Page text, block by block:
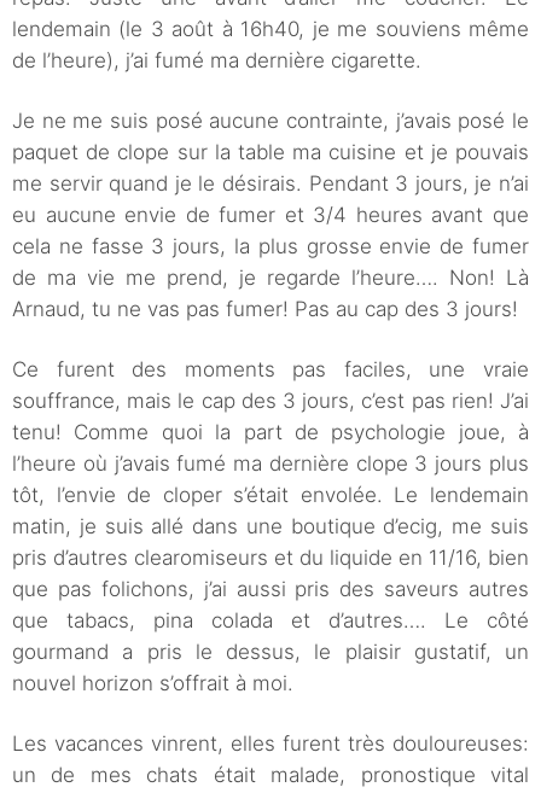
lendemain (le 3 août à 16h40, je me souviens même
de l’heure), j’ai fumé ma dernière cigarette.
Je ne me suis posé aucune contrainte, j’avais posé le
paquet de clope sur la table ma cuisine et je pouvais
me servir quand je le désirais. Pendant 3 jours, je n’ai
eu aucune envie de fumer et 3/4 heures avant que
cela ne fasse 3 jours, la plus grosse envie de fumer
de ma vie me prend, je regarde l’heure…. Non! Là
Arnaud, tu ne vas pas fumer! Pas au cap des 3 jours!
Ce furent des moments pas faciles, une vraie
souffrance, mais le cap des 3 jours, c’est pas rien! J’ai
tenu! Comme quoi la part de psychologie joue, à
l’heure où j’avais fumé ma dernière clope 3 jours plus
tôt, l’envie de cloper s’était envolée. Le lendemain
matin, je suis allé dans une boutique d’ecig, me suis
pris d’autres clearomiseurs et du liquide en 11/16, bien
que pas folichons, j’ai aussi pris des saveurs autres
que tabacs, pina colada et d’autres…. Le côté
gourmand a pris le dessus, le plaisir gustatif, un
nouvel horizon s’offrait à moi.
Les vacances vinrent, elles furent très douloureuses:
un de mes chats était malade, pronostique vital